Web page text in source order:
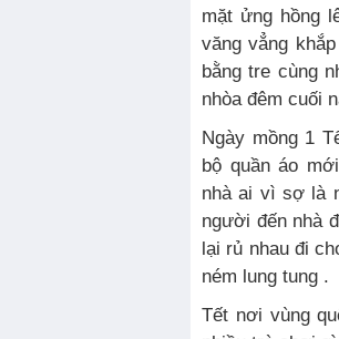
mặt ửng hồng
văng vẳng khắp
bằng tre cùng
nhòa đêm cuối
Ngày mồng 1
bộ quần áo
nhà ai vì sợ là
người đến nhà
lại rủ nhau đi
ném lung tung .
Tết nơi vùng